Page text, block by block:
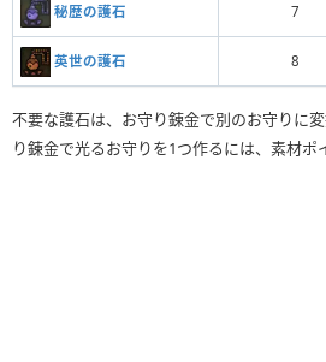
秘歴の護石 7
英世の護石 8
不要な護石は、お守り錬金で別のお守りに
り錬金で光るお守りを1つ作るには、素材ポ